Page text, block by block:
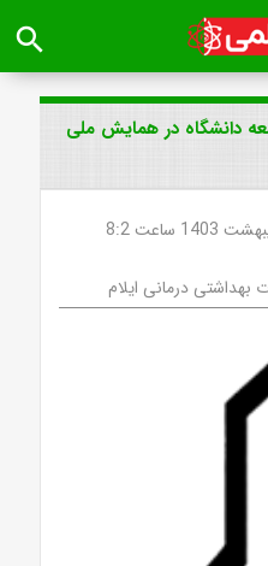
search
دانشگاه در همایش ملی
درمانی ایلام